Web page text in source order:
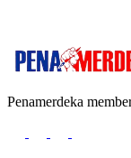
Penamerdeka